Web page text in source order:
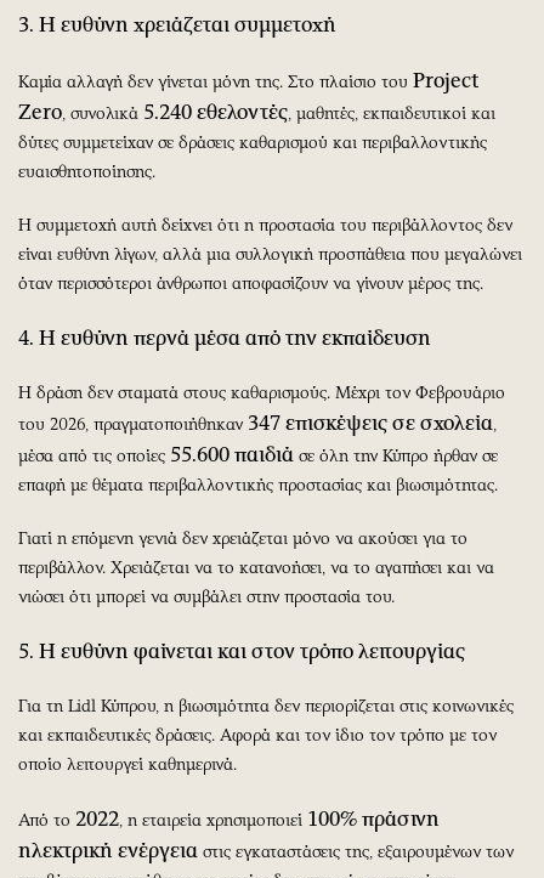
3. Η ευθύνη χρειάζεται συμμετοχή
Καμία αλλαγή δεν γίνεται μόνη της. Στο πλαίσιο του Project
Zero, συνολικά 5.240 εθελοντές, μαθητές, εκπαιδευτικοί και
δύτες συμμετείχαν σε δράσεις καθαρισμού και περιβαλλοντικής
ευαισθητοποίησης.
Η συμμετοχή αυτή δείχνει ότι η προστασία του περιβάλλοντος δεν
είναι ευθύνη λίγων, αλλά μια συλλογική προσπάθεια που μεγαλώνει
όταν περισσότεροι άνθρωποι αποφασίζουν να γίνουν μέρος της.
4. Η ευθύνη περνά μέσα από την εκπαίδευση
Η δράση δεν σταματά στους καθαρισμούς. Μέχρι τον Φεβρουάριο
του 2026, πραγματοποιήθηκαν 347 επισκέψεις σε σχολεία,
μέσα από τις οποίες 55.600 παιδιά σε όλη την Κύπρο ήρθαν σε
επαφή με θέματα περιβαλλοντικής προστασίας και βιωσιμότητας.
Γιατί η επόμενη γενιά δεν χρειάζεται μόνο να ακούσει για το
περιβάλλον. Χρειάζεται να το κατανοήσει, να το αγαπήσει και να
νιώσει ότι μπορεί να συμβάλει στην προστασία του.
5. Η ευθύνη φαίνεται και στον τρόπο λειτουργίας
Για τη Lidl Κύπρου, η βιωσιμότητα δεν περιορίζεται στις κοινωνικές
και εκπαιδευτικές δράσεις. Αφορά και τον ίδιο τον τρόπο με τον
οποίο λειτουργεί καθημερινά.
Από το 2022, η εταιρεία χρησιμοποιεί 100% πράσινη
ηλεκτρική ενέργεια στις εγκαταστάσεις της, εξαιρουμένων των